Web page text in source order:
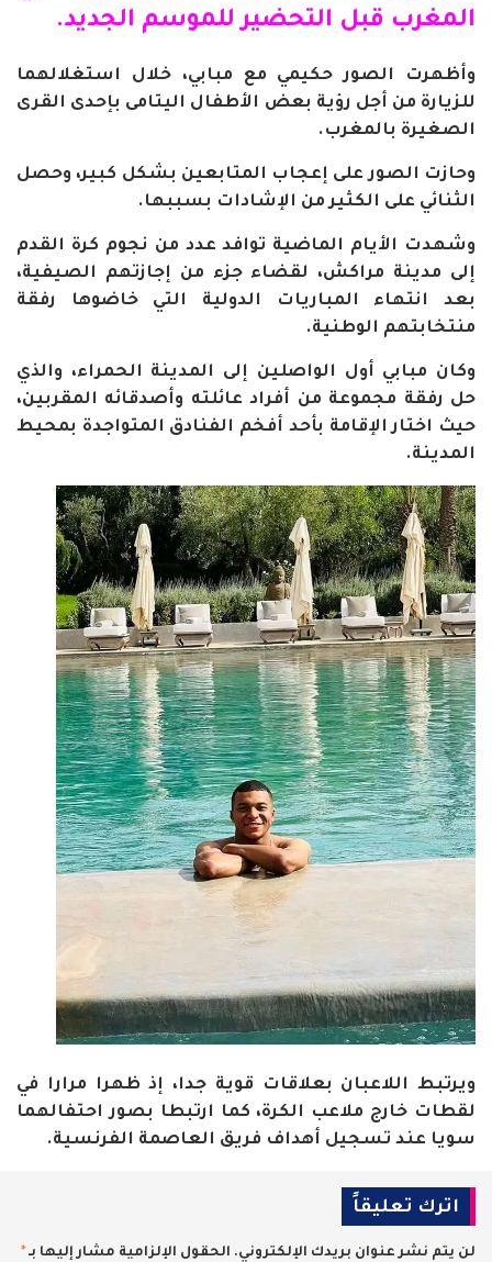
المغرب قبل التحضير للموسم الجديد.
وأظهرت الصور حكيمي مع مبابي، خلال استغلالهما
للزيارة من أجل رؤية بعض الأطفال اليتامى بإحدى القرى
الصغيرة بالمغرب.
وحازت الصور على إعجاب المتابعين بشكل كبير، وحصل
الثنائي على الكثير من الإشادات بسببها.
وشهدت الأيام الماضية توافد عدد من نجوم كرة القدم
إلى مدينة مراكش، لقضاء جزء من إجازتهم الصيفية،
بعد انتهاء المباريات الدولية التي خاضوها رفقة
منتخابتهم الوطنية.
وكان مبابي أول الواصلين إلى المدينة الحمراء، والذي
حل رفقة مجموعة من أفراد عائلته وأصدقائه المقربين،
حيث اختار الإقامة بأحد أفخم الفنادق المتواجدة بمحيط
المدينة.
ويرتبط اللاعبان بعلاقات قوية جدا، إذ ظهرا مرارا في
لقطات خارج ملاعب الكرة، كما ارتبطا بصور احتفالهما
سويا عند تسجيل أهداف فريق العاصمة الفرنسية.
اترك تعليقاً
لن يتم نشر عنوان بريدك الإلكتروني. الحقول الإلزامية مشار إليها بـ *